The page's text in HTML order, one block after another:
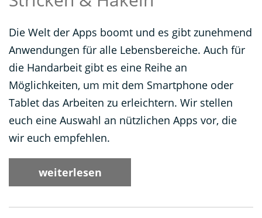
Die Welt der Apps boomt und es gibt zunehmend
Anwendungen für alle Lebensbereiche. Auch für
die Handarbeit gibt es eine Reihe an
Möglichkeiten, um mit dem Smartphone oder
Tablet das Arbeiten zu erleichtern. Wir stellen
euch eine Auswahl an nützlichen Apps vor, die
wir euch empfehlen.
weiterlesen